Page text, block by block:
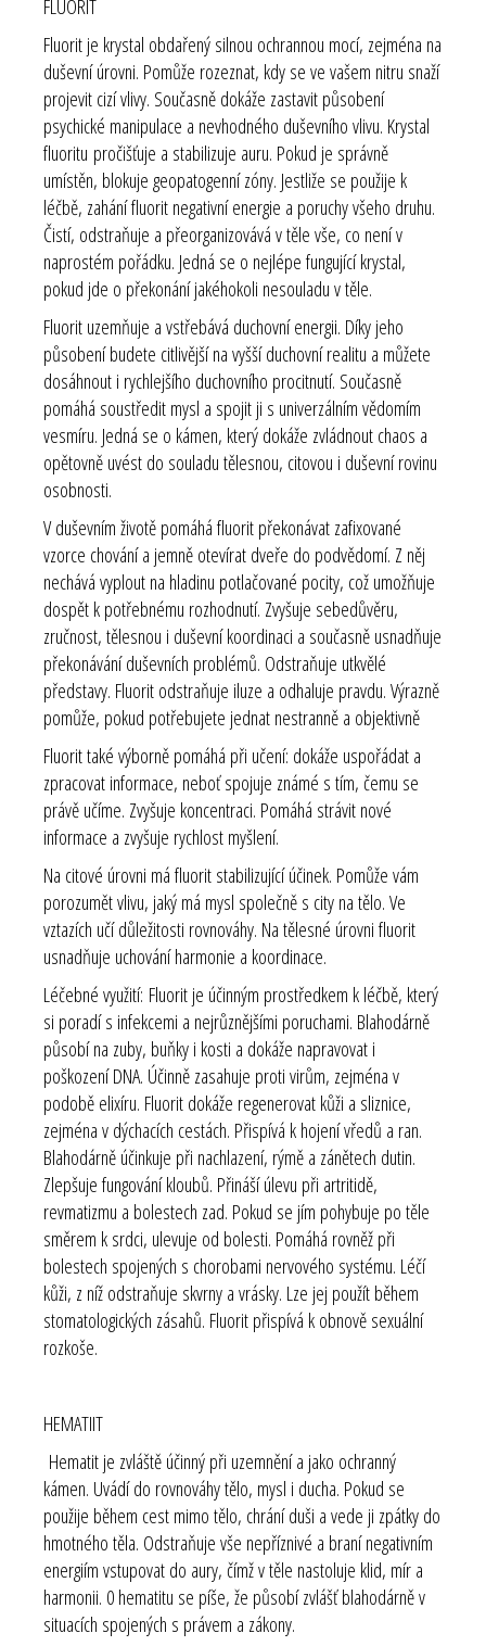
FLUORIT
Fluorit je krystal obdařený silnou ochrannou mocí, zejména na
duševní úrovni. Pomůže rozeznat, kdy se ve vašem nitru snaží
projevit cizí vlivy. Současně dokáže zastavit působení
psychické manipulace a nevhodného duševního vlivu. Krystal
fluoritu pročišťuje a stabilizuje auru. Pokud je správně
umístěn, blokuje geopatogenní zóny. Jestliže se použije k
léčbě, zahání fluorit negativní energie a poruchy všeho druhu.
Čistí, odstraňuje a přeorganizovává v těle vše, co není v
naprostém pořádku. Jedná se o nejlépe fungující krystal,
pokud jde o překonání jakéhokoli nesouladu v těle.
Fluorit uzemňuje a vstřebává duchovní energii. Díky jeho
působení budete citlivější na vyšší duchovní realitu a můžete
dosáhnout i rychlejšího duchovního procitnutí. Současně
pomáhá soustředit mysl a spojit ji s univerzálním vědomím
vesmíru. Jedná se o kámen, který dokáže zvládnout chaos a
opětovně uvést do souladu tělesnou, citovou i duševní rovinu
osobnosti.
V duševním životě pomáhá fluorit překonávat zafixované
vzorce chování a jemně otevírat dveře do podvědomí. Z něj
nechává vyplout na hladinu potlačované pocity, což umožňuje
dospět k potřebnému rozhodnutí. Zvyšuje sebedůvěru,
zručnost, tělesnou i duševní koordinaci a současně usnadňuje
překonávání duševních problémů. Odstraňuje utkvělé
představy. Fluorit odstraňuje iluze a odhaluje pravdu. Výrazně
pomůže, pokud potřebujete jednat nestranně a objektivně
Fluorit také výborně pomáhá při učení: dokáže uspořádat a
zpracovat informace, neboť spojuje známé s tím, čemu se
právě učíme. Zvyšuje koncentraci. Pomáhá strávit nové
informace a zvyšuje rychlost myšlení.
Na citové úrovni má fluorit stabilizující účinek. Pomůže vám
porozumět vlivu, jaký má mysl společně s city na tělo. Ve
vztazích učí důležitosti rovnováhy. Na tělesné úrovni fluorit
usnadňuje uchování harmonie a koordinace.
Léčebné využití: Fluorit je účinným prostředkem k léčbě, který
si poradí s infekcemi a nejrůznějšími poruchami. Blahodárně
působí na zuby, buňky i kosti a dokáže napravovat i
poškození DNA. Účinně zasahuje proti virům, zejména v
podobě elixíru. Fluorit dokáže regenerovat kůži a sliznice,
zejména v dýchacích cestách. Přispívá k hojení vředů a ran.
Blahodárně účinkuje při nachlazení, rýmě a zánětech dutin.
Zlepšuje fungování kloubů. Přináší úlevu při artritidě,
revmatizmu a bolestech zad. Pokud se jím pohybuje po těle
směrem k srdci, ulevuje od bolesti. Pomáhá rovněž při
bolestech spojených s chorobami nervového systému. Léčí
kůži, z níž odstraňuje skvrny a vrásky. Lze jej použít během
stomatologických zásahů. Fluorit přispívá k obnově sexuální
rozkoše.
HEMATIIT
Hematit je zvláště účinný při uzemnění a jako ochranný
kámen. Uvádí do rovnováhy tělo, mysl i ducha. Pokud se
použije během cest mimo tělo, chrání duši a vede ji zpátky do
hmotného těla. Odstraňuje vše nepříznivé a braní negativním
energiím vstupovat do aury, čímž v těle nastoluje klid, mír a
harmonii. 0 hematitu se píše, že působí zvlášť blahodárně v
situacích spojených s právem a zákony.